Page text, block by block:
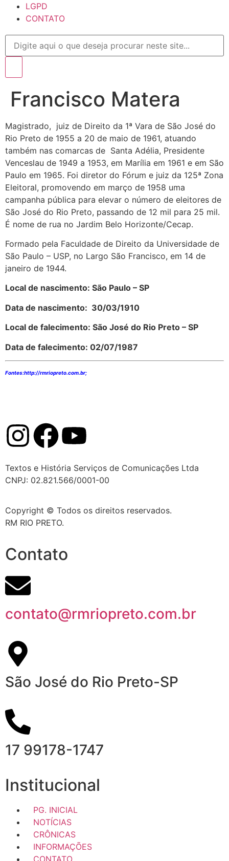
LGPD
CONTATO
Francisco Matera
Magistrado, juiz de Direito da 1ª Vara de São José do
Rio Preto de 1955 a 20 de maio de 1961, atuando
também nas comarcas de Santa Adélia, Presidente
Venceslau de 1949 a 1953, em Marília em 1961 e em São
Paulo em 1965. Foi diretor do Fórum e juiz da 125ª Zona
Eleitoral, promovendo em março de 1958 uma
campanha pública para elevar o número de eleitores de
São José do Rio Preto, passando de 12 mil para 25 mil.
É nome de rua no Jardim Belo Horizonte/Cecap.
Formado pela Faculdade de Direito da Universidade de
São Paulo – USP, no Largo São Francisco, em 14 de
janeiro de 1944.
Local de nascimento: São Paulo – SP
Data de nascimento: 30/03/1910
Local de falecimento: São José do Rio Preto – SP
Data de falecimento: 02/07/1987
Fontes:http://rmriopreto.com.br;
Textos e História Serviços de Comunicações Ltda
CNPJ: 02.821.566/0001-00
Copyright © Todos os direitos reservados.
RM RIO PRETO.
Contato
contato@rmriopreto.com.br
São José do Rio Preto-SP
17 99178-1747
Institucional
PG. INICIAL
NOTÍCIAS
CRÔNICAS
INFORMAÇÕES